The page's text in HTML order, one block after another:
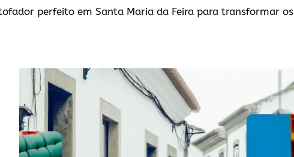
perfeito em Santa Maria da Feira para transformar os